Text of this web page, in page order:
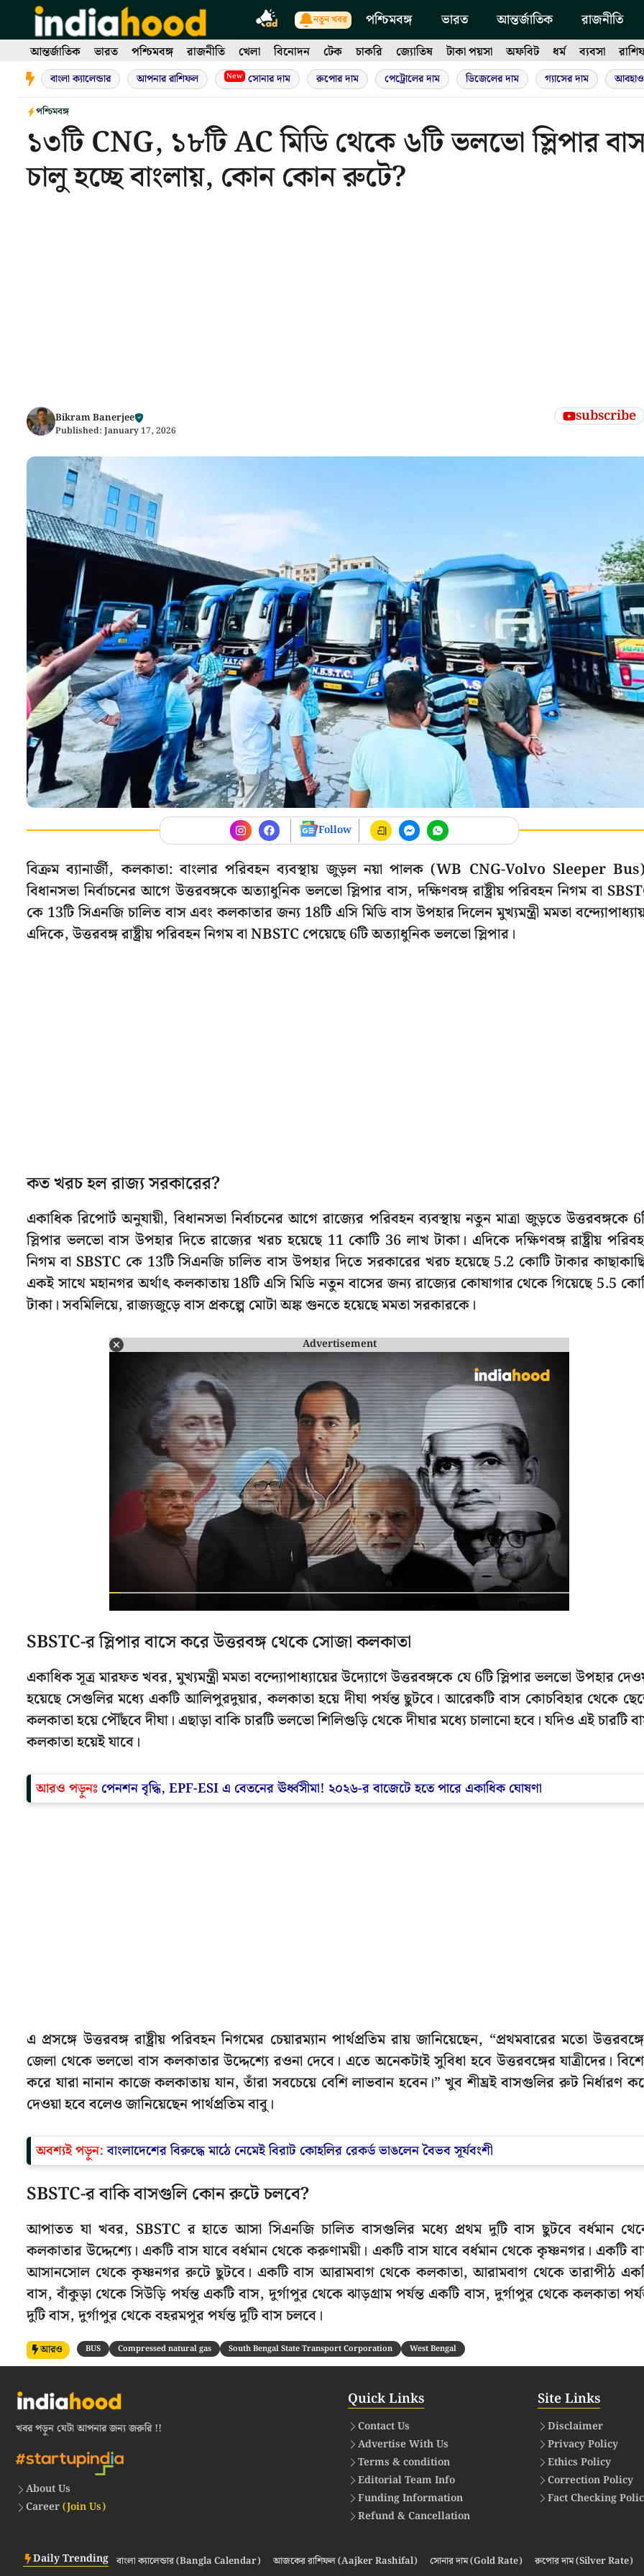
content
নতুন খবর পশ্চিমবঙ্গ ভারত আন্তর্জাতিক রাজনীতি
আন্তর্জাতিক ভারত পশ্চিমবঙ্গ রাজনীতি খেলা বিনোদন টেক চাকরি জ্যোতিষ টাকা পয়সা অফবিট ধর্ম ব্যবসা
বাংলা ক্যালেন্ডার আপনার রাশিফল New সোনার দাম রুপোর দাম পেট্রোলের দাম ডিজেলের দাম গ্যাসের দাম
পশ্চিমবঙ্গ
১৩টি CNG, ১৮টি AC মিডি থেকে ৬টি ভলভো স্লিপার
চালু হচ্ছে বাংলায়, কোন কোন রুটে?
Bikram Banerjee
Published: January 17, 2026
subscribe
Follow
বিক্রম ব্যানার্জী, কলকাতা: বাংলার পরিবহন ব্যবস্থায় জুড়ল নয়া পালক (WB CNG-Volvo Sleeper
বিধানসভা নির্বাচনের আগে উত্তরবঙ্গকে অত্যাধুনিক ভলভো স্লিপার বাস, দক্ষিণবঙ্গ রাষ্ট্রীয় পরিবহন নিগম বা
কে 13টি সিএনজি চালিত বাস এবং কলকাতার জন্য 18টি এসি মিডি বাস উপহার দিলেন মুখ্যমন্ত্রী মমতা
এদিকে, উত্তরবঙ্গ রাষ্ট্রীয় পরিবহন নিগম বা NBSTC পেয়েছে 6টি অত্যাধুনিক ভলভো স্লিপার।
কত খরচ হল রাজ্য সরকারের?
একাধিক রিপোর্ট অনুযায়ী, বিধানসভা নির্বাচনের আগে রাজ্যের পরিবহন ব্যবস্থায় নতুন মাত্রা জুড়তে উত্তরবঙ্গকে
স্লিপার ভলভো বাস উপহার দিতে রাজ্যের খরচ হয়েছে 11 কোটি 36 লাখ টাকা। এদিকে দক্ষিণবঙ্গ রাষ্ট্রীয়
নিগম বা SBSTC কে 13টি সিএনজি চালিত বাস উপহার দিতে সরকারের খরচ হয়েছে 5.2 কোটি টাকার
একই সাথে মহানগর অর্থাৎ কলকাতায় 18টি এসি মিডি নতুন বাসের জন্য রাজ্যের কোষাগার থেকে গিয়েছে 5.5
টাকা। সবমিলিয়ে, রাজ্যজুড়ে বাস প্রকল্পে মোটা অঙ্ক গুনতে হয়েছে মমতা সরকারকে।
Advertisement
SBSTC-র স্লিপার বাসে করে উত্তরবঙ্গ থেকে সোজা কলকাতা
একাধিক সূত্র মারফত খবর, মুখ্যমন্ত্রী মমতা বন্দ্যোপাধ্যায়ের উদ্যোগে উত্তরবঙ্গকে যে 6টি স্লিপার ভলভো উপহার
হয়েছে সেগুলির মধ্যে একটি আলিপুরদুয়ার, কলকাতা হয়ে দীঘা পর্যন্ত ছুটবে। আরেকটি বাস কোচবিহার থেকে
কলকাতা হয়ে পৌঁছবে দীঘা। এছাড়া বাকি চারটি ভলভো শিলিগুড়ি থেকে দীঘার মধ্যে চালানো হবে। যদিও এই চারটি
কলকাতা হয়েই যাবে।
আরও পড়ুনঃ পেনশন বৃদ্ধি, EPF-ESI এ বেতনের ঊর্ধ্বসীমা! ২০২৬-র বাজেটে হতে পারে একাধিক ঘোষণা
এ প্রসঙ্গে উত্তরবঙ্গ রাষ্ট্রীয় পরিবহন নিগমের চেয়ারম্যান পার্থপ্রতিম রায় জানিয়েছেন, “প্রথমবারের মতো
জেলা থেকে ভলভো বাস কলকাতার উদ্দেশ্যে রওনা দেবে। এতে অনেকটাই সুবিধা হবে উত্তরবঙ্গের যাত্রীদের।
করে যারা নানান কাজে কলকাতায় যান, তাঁরা সবচেয়ে বেশি লাভবান হবেন।” খুব শীঘ্রই বাসগুলির রুট নির্ধারণ
দেওয়া হবে বলেও জানিয়েছেন পার্থপ্রতিম বাবু।
অবশ্যই পড়ুন: বাংলাদেশের বিরুদ্ধে মাঠে নেমেই বিরাট কোহলির রেকর্ড ভাঙলেন বৈভব সূর্যবংশী
SBSTC-র বাকি বাসগুলি কোন রুটে চলবে?
আপাতত যা খবর, SBSTC র হাতে আসা সিএনজি চালিত বাসগুলির মধ্যে প্রথম দুটি বাস ছুটবে বর্ধমান
কলকাতার উদ্দেশ্যে। একটি বাস যাবে বর্ধমান থেকে করুণাময়ী। একটি বাস যাবে বর্ধমান থেকে কৃষ্ণনগর। একটি
আসানসোল থেকে কৃষ্ণনগর রুটে ছুটবে। একটি বাস আরামবাগ থেকে কলকাতা, আরামবাগ থেকে তারাপীঠ
বাস, বাঁকুড়া থেকে সিউড়ি পর্যন্ত একটি বাস, দুর্গাপুর থেকে ঝাড়গ্রাম পর্যন্ত একটি বাস, দুর্গাপুর থেকে কলকাতা
দুটি বাস, দুর্গাপুর থেকে বহরমপুর পর্যন্ত দুটি বাস চলবে।
আরও BUS Compressed natural gas South Bengal State Transport Corporation West Bengal
খবর পড়ুন যেটা আপনার জন্য জরুরি !!
About Us
Career(Join Us)
Quick Links
Contact Us
Advertise With Us
Terms & condition
Editorial Team Info
Funding Information
Refund & Cancellation
Site Links
Disclaimer
Privacy Policy
Ethics Policy
Correction Policy
Fact Checking
Daily Trending বাংলা ক্যালেন্ডার (Bangla Calendar) আজকের রাশিফল (Aajker Rashifal) সোনার দাম (Gold Rate) রুপোর দাম (Silver Rate)